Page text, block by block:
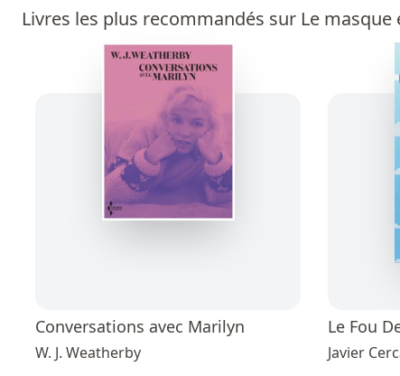
Livres les plus recommandés sur Le masque
Conversations avec Marilyn
W. J. Weatherby
Le Fou
Javier